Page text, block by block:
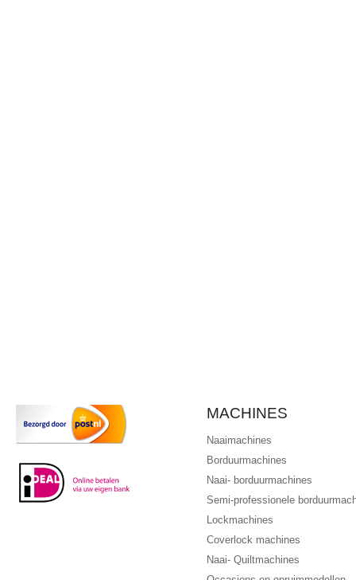
MACHINES
Naaimachines
Borduurmachines
Naai- borduurmachines
Semi-professionele
Lockmachines
Coverlock machines
Naai- Quiltmachines